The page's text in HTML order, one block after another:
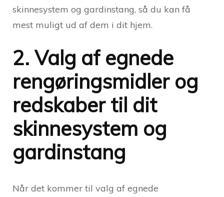
skinnesystem og gardinstang, så du kan få
mest muligt ud af dem i dit hjem.
2. Valg af egnede
rengøringsmidler og
redskaber til dit
skinnesystem og
gardinstang
Når det kommer til valg af egnede